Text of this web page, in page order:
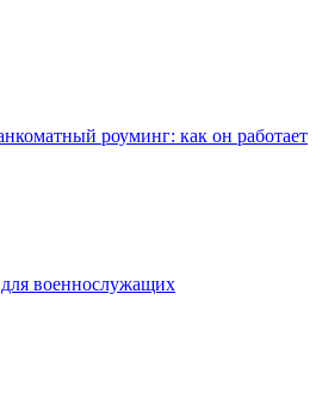
роуминг: как он работает
военнослужащих